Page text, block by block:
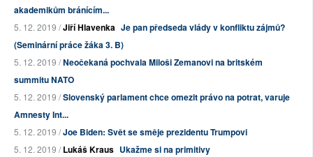
akademikům bránícím...
5. 12. 2019 /Jiří Hlavenka Je pan předseda vlády v konfliktu zájmů?
(Seminární práce žáka 3. B)
5. 12. 2019 /Neočekaná pochvala Miloši Zemanovi na britském
summitu NATO
5. 12. 2019 /Slovenský parlament chce omezit právo na potrat, varuje
Amnesty Int...
5. 12. 2019 /Joe Biden: Svět se směje prezidentu Trumpovi
5. 12. 2019 /Lukáš Kraus Ukažme si na primitivy